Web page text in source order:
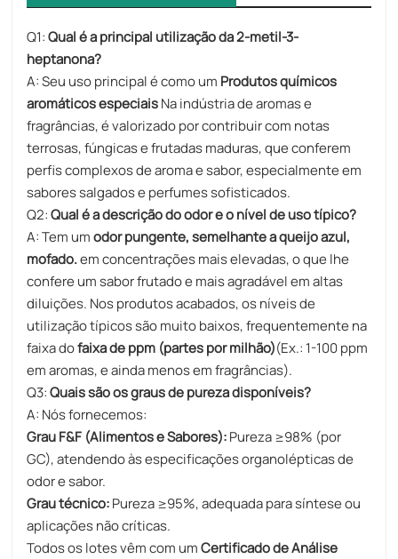
Q1:Qual é a principal utilização da 2-metil-3-
heptanona?
A: Seu uso principal é como um Produtos químicos
aromáticos especiaisNa indústria de aromas e
fragrâncias, é valorizado por contribuir com notas
terrosas, fúngicas e frutadas maduras, que conferem
perfis complexos de aroma e sabor, especialmente em
sabores salgados e perfumes sofisticados.
Q2:Qual é a descrição do odor e o nível de uso típico?
A: Tem umodor pungente, semelhante a queijo azul,
mofado.em concentrações mais elevadas, o que lhe
confere um sabor frutado e mais agradável em altas
diluições. Nos produtos acabados, os níveis de
utilização típicos são muito baixos, frequentemente na
faixa dofaixa de ppm (partes por milhão)(Ex.: 1-100 ppm
em aromas, e ainda menos em fragrâncias).
Q3:Quais são os graus de pureza disponíveis?
A: Nós fornecemos:
Grau F&F (Alimentos e Sabores):Pureza ≥98% (por
GC), atendendo às especificações organolépticas de
odor e sabor.
Grau técnico:Pureza ≥95%, adequada para síntese ou
aplicações não críticas.
Todos os lotes vêm com umCertificado de Análise